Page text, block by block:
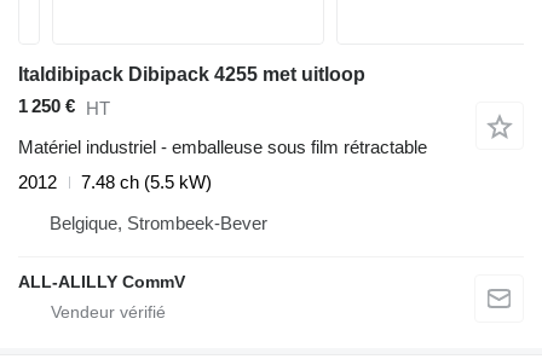
Italdibipack Dibipack 4255 met uitloop
1 250 € HT
Matériel industriel - emballeuse sous film rétractable
2012
7.48 ch (5.5 kW)
Belgique, Strombeek-Bever
ALL-ALILLY CommV